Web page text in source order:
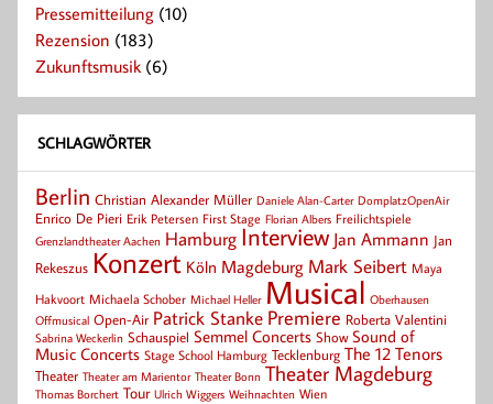
Pressemitteilung (10)
Rezension (183)
Zukunftsmusik (6)
SCHLAGWÖRTER
Berlin Christian Alexander Müller Daniele Alan-Carter DomplatzOpenAir
Enrico De Pieri Erik Petersen First Stage Florian Albers Freilichtspiele
Grenzlandtheater Aachen Hamburg Interview Jan Ammann Jan
Rekeszus Konzert Köln Magdeburg Mark Seibert Maya
Hakvoort Michaela Schober Michael Heller Musical Oberhausen
Offmusical Open-Air Patrick Stanke Premiere Roberta Valentini
Sabrina Weckerlin Schauspiel Semmel Concerts Show Sound of
Music Concerts Stage School Hamburg Tecklenburg The 12 Tenors
Theater Theater am Marientor Theater Bonn Theater Magdeburg
Thomas Borchert Tour Ulrich Wiggers Weihnachten Wien